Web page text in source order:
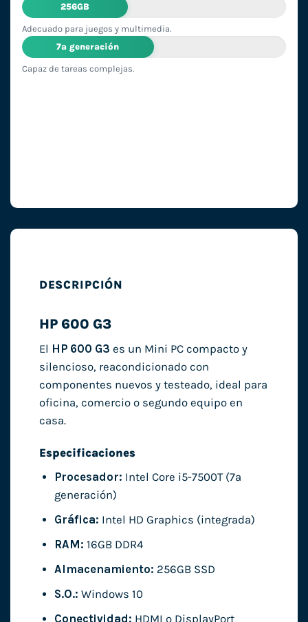
256GB
Adecuado para juegos y multimedia.
7ª generación
Capaz de tareas complejas.
DESCRIPCIÓN
HP 600 G3
El HP 600 G3 es un Mini PC compacto y
silencioso, reacondicionado con
componentes nuevos y testeado, ideal para
oficina, comercio o segundo equipo en
casa.
Especificaciones
Procesador: Intel Core i5-7500T (7ª
generación)
Gráfica: Intel HD Graphics (integrada)
RAM: 16GB DDR4
Almacenamiento: 256GB SSD
S.O.: Windows 10
Conectividad: HDMI o DisplayPort